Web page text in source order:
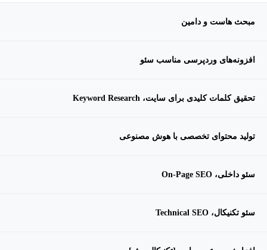
مبحث هاست و دامین
افزونه‌های وردپرسی مناسب سئو
تحقیق کلمات کلیدی برای سایت، Keyword Research
تولید محتوای تخصصی با هوش مصنوعی
سئو داخلی، On-Page SEO
سئو تکنیکال، Technical SEO